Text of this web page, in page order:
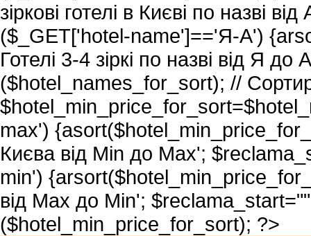
зіркові готелі в Києві по назві
($_GET['hotel-name']=='Я-А')
Готелі 3-4 зіркі по назві від Я
($hotel_names_for_sort); //
max')
Києва від Min до Max';
min')
від Max до Min'; $reclama_start="
($hotel_min_price_for_sort); ?>